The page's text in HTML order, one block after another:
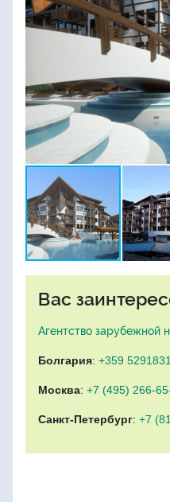
Вас
Агентство зарубежной
Болгария: +359
Москва: +7 (495) 266-
Санкт-Петербург: +7